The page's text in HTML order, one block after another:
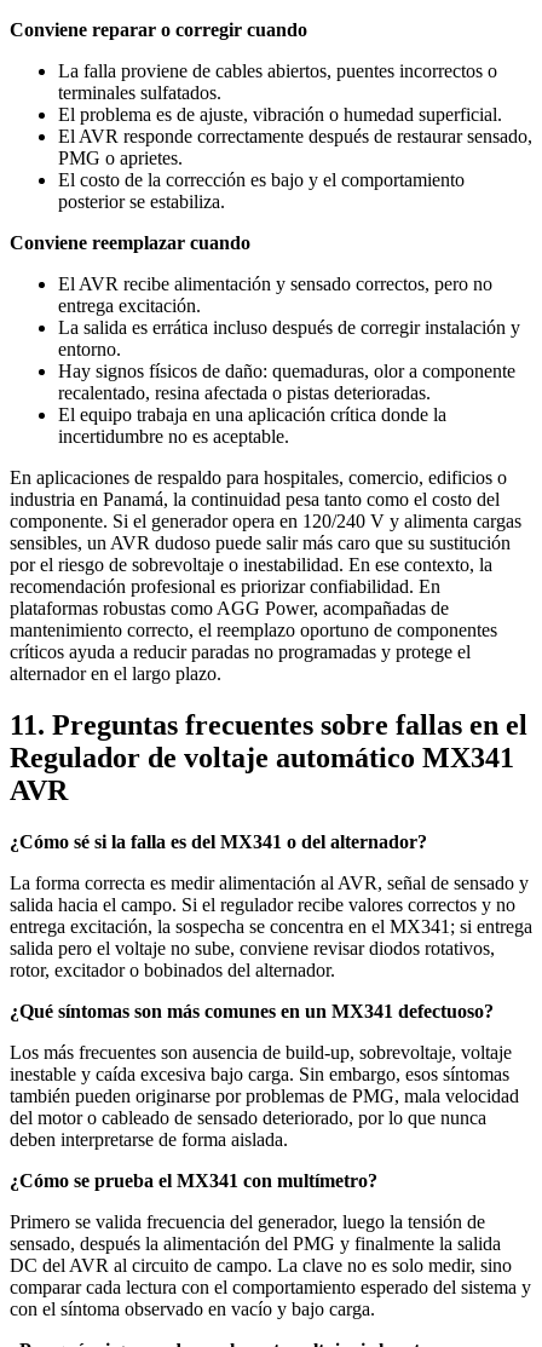
Conviene reparar o corregir cuando
La falla proviene de cables abiertos, puentes incorrectos o
terminales sulfatados.
El problema es de ajuste, vibración o humedad superficial.
El AVR responde correctamente después de restaurar sensado,
PMG o aprietes.
El costo de la corrección es bajo y el comportamiento
posterior se estabiliza.
Conviene reemplazar cuando
El AVR recibe alimentación y sensado correctos, pero no
entrega excitación.
La salida es errática incluso después de corregir instalación y
entorno.
Hay signos físicos de daño: quemaduras, olor a componente
recalentado, resina afectada o pistas deterioradas.
El equipo trabaja en una aplicación crítica donde la
incertidumbre no es aceptable.
En aplicaciones de respaldo para hospitales, comercio, edificios o
industria en Panamá, la continuidad pesa tanto como el costo del
componente. Si el generador opera en 120/240 V y alimenta cargas
sensibles, un AVR dudoso puede salir más caro que su sustitución
por el riesgo de sobrevoltaje o inestabilidad. En ese contexto, la
recomendación profesional es priorizar confiabilidad. En
plataformas robustas como AGG Power, acompañadas de
mantenimiento correcto, el reemplazo oportuno de componentes
críticos ayuda a reducir paradas no programadas y protege el
alternador en el largo plazo.
11. Preguntas frecuentes sobre fallas en el
Regulador de voltaje automático MX341
AVR
¿Cómo sé si la falla es del MX341 o del alternador?
La forma correcta es medir alimentación al AVR, señal de sensado y
salida hacia el campo. Si el regulador recibe valores correctos y no
entrega excitación, la sospecha se concentra en el MX341; si entrega
salida pero el voltaje no sube, conviene revisar diodos rotativos,
rotor, excitador o bobinados del alternador.
¿Qué síntomas son más comunes en un MX341 defectuoso?
Los más frecuentes son ausencia de build-up, sobrevoltaje, voltaje
inestable y caída excesiva bajo carga. Sin embargo, esos síntomas
también pueden originarse por problemas de PMG, mala velocidad
del motor o cableado de sensado deteriorado, por lo que nunca
deben interpretarse de forma aislada.
¿Cómo se prueba el MX341 con multímetro?
Primero se valida frecuencia del generador, luego la tensión de
sensado, después la alimentación del PMG y finalmente la salida
DC del AVR al circuito de campo. La clave no es solo medir, sino
comparar cada lectura con el comportamiento esperado del sistema y
con el síntoma observado en vacío y bajo carga.